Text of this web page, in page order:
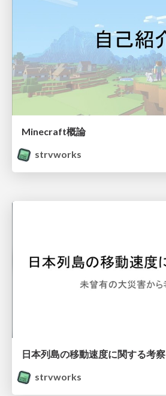
Minecraft概論
strvworks
日本列島の移動速度に関する考察
strvworks